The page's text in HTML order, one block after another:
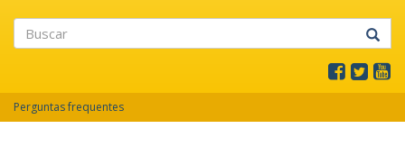
Perguntas frequentes